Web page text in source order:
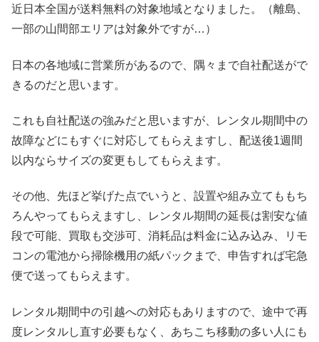
近日本全国が送料無料の対象地域となりました。（離島、
一部の山間部エリアは対象外ですが…）
日本の各地域に営業所があるので、隅々まで自社配送がで
きるのだと思います。
これも自社配送の強みだと思いますが、レンタル期間中の
故障などにもすぐに対応してもらえますし、配送後1週間
以内ならサイズの変更もしてもらえます。
その他、先ほど挙げた点でいうと、設置や組み立てももち
ろんやってもらえますし、レンタル期間の延長は割安な値
段で可能、買取も交渉可、消耗品は料金に込み込み、リモ
コンの電池から掃除機用の紙パックまで、申告すれば宅急
便で送ってもらえます。
レンタル期間中の引越への対応もありますので、途中で再
度レンタルし直す必要もなく、あちこち移動の多い人にも